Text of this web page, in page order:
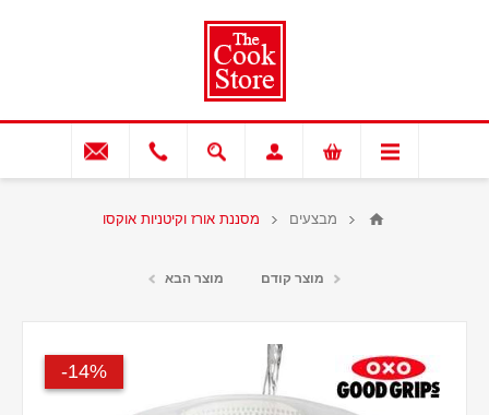
מבצעים מסננת אורז וקיטניות אוקסו
מוצר קודם מוצר הבא
14%-